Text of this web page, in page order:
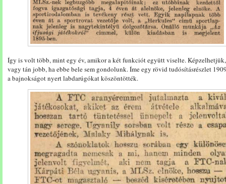
Így is volt több, mint egy év, amikor a két funkciót együtt viselte.
vagy tán jobb, ha ebbe bele sem gondolunk. Íme egy rövid tudósításrészlet
a bajnokságot nyert labdarúgókat köszöntötték.